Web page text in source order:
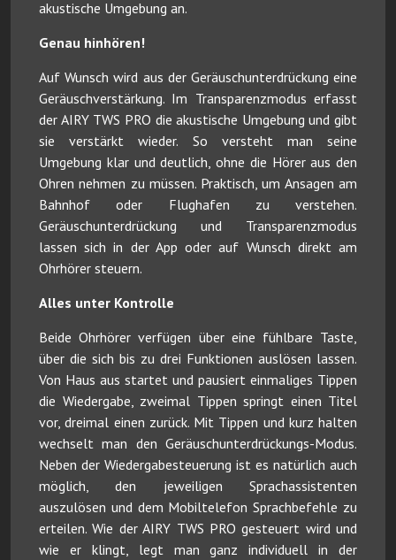
akustische Umgebung an.
Genau hinhören!
Auf Wunsch wird aus der Geräuschunterdrückung eine
Geräuschverstärkung. Im Transparenzmodus erfasst
der AIRY TWS PRO die akustische Umgebung und gibt
sie verstärkt wieder. So versteht man seine
Umgebung klar und deutlich, ohne die Hörer aus den
Ohren nehmen zu müssen. Praktisch, um Ansagen am
Bahnhof oder Flughafen zu verstehen.
Geräuschunterdrückung und Transparenzmodus
lassen sich in der App oder auf Wunsch direkt am
Ohrhörer steuern.
Alles unter Kontrolle
Beide Ohrhörer verfügen über eine fühlbare Taste,
über die sich bis zu drei Funktionen auslösen lassen.
Von Haus aus startet und pausiert einmaliges Tippen
die Wiedergabe, zweimal Tippen springt einen Titel
vor, dreimal einen zurück. Mit Tippen und kurz halten
wechselt man den Geräuschunterdrückungs-Modus.
Neben der Wiedergabesteuerung ist es natürlich auch
möglich, den jeweiligen Sprachassistenten
auszulösen und dem Mobiltelefon Sprachbefehle zu
erteilen. Wie der AIRY TWS PRO gesteuert wird und
wie er klingt, legt man ganz individuell in der